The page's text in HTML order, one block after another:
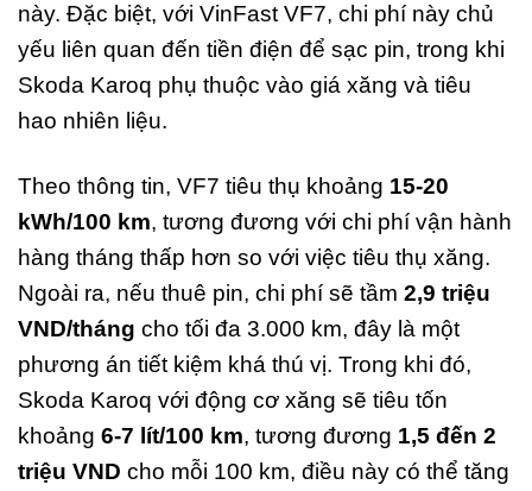
này. Đặc biệt, với VinFast VF7, chi phí này chủ
yếu liên quan đến tiền điện để sạc pin, trong khi
Skoda Karoq phụ thuộc vào giá xăng và tiêu
hao nhiên liệu.
Theo thông tin, VF7 tiêu thụ khoảng 15-20
kWh/100 km, tương đương với chi phí vận hành
hàng tháng thấp hơn so với việc tiêu thụ xăng.
Ngoài ra, nếu thuê pin, chi phí sẽ tầm 2,9 triệu
VND/tháng cho tối đa 3.000 km, đây là một
phương án tiết kiệm khá thú vị. Trong khi đó,
Skoda Karoq với động cơ xăng sẽ tiêu tốn
khoảng 6-7 lít/100 km, tương đương 1,5 đến 2
triệu VND cho mỗi 100 km, điều này có thể tăng